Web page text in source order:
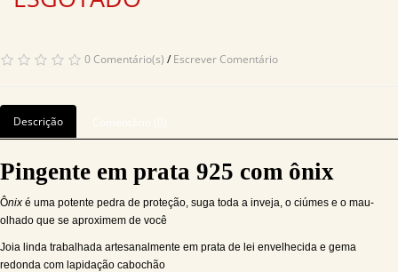
0 Comentário(s) /Escrever Comentário
Descrição
Pingente em prata 925 com ônix
Ônix é uma potente pedra de proteção, suga toda a inveja, o ciúmes e o mau-
olhado que se aproximem de você
Joia linda trabalhada artesanalmente em prata de lei envelhecida e gema
redonda com lapidação cabochão